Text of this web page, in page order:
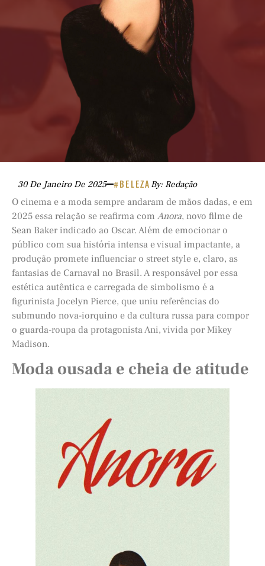
30 De Janeiro De 2025 #BELEZA By: Redação
O cinema e a moda sempre andaram de mãos dadas, e em
2025 essa relação se reafirma com Anora, novo filme de
Sean Baker indicado ao Oscar. Além de emocionar o
público com sua história intensa e visual impactante, a
produção promete influenciar o street style e, claro, as
fantasias de Carnaval no Brasil. A responsável por essa
estética autêntica e carregada de simbolismo é a
figurinista Jocelyn Pierce, que uniu referências do
submundo nova-iorquino e da cultura russa para compor
o guarda-roupa da protagonista Ani, vivida por Mikey
Madison.
Moda ousada e cheia de atitude